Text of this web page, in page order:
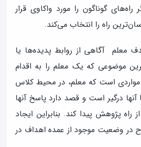
گوناگون را مورد واکاوی قرار
راه را انتخاب می‌کند.
معلم آگاهی از روابط پدیده‌ها یا
موضوعی که یک معلم را به اقدام
مواردی است كه معلم، در محیط كلاس
درگیر است و قصد دارد پاسخ آنها
راه پژوهش پیدا کند. بنابراین ایجاد
در وضعیت موجود از عمده اهداف در